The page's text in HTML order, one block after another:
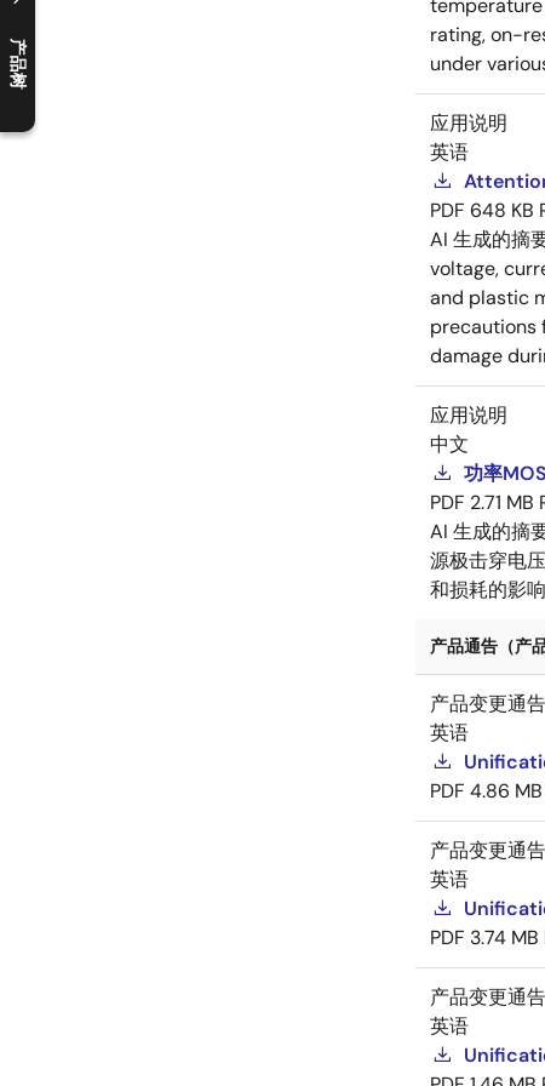
产品树
C
l
o
s
e
p
r
o
d
u
c
t
t
r
e
e
m
e
n
O
p
e
n
p
r
o
d
u
c
t
t
r
e
e
m
e
n
temperature
rating, on-
under
应用说明
英语
PDF 648 KB
AI 生成的摘
voltage,
and plastic
precautions
damage
应用说明
中文
功率
PDF 2.71 MB
AI 生成的摘
源极击穿电
和损耗的影
产品通告（产
产品变更通告
英语
PDF 4.86 MB
产品变更通告
英语
PDF 3.74 MB
产品变更通告
英语